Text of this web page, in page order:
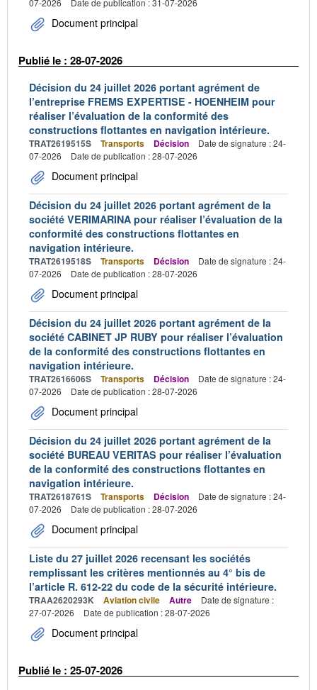
Document principal
Publié le : 28-07-2026
Décision du 24 juillet 2026 portant agrément de
l’entreprise FREMS EXPERTISE - HOENHEIM pour
réaliser l’évaluation de la conformité des
constructions flottantes en navigation intérieure.
TRAT2619515S Transports Décision
Date de signature : 24-
07-2026
Date de publication : 28-07-2026
Document principal
Décision du 24 juillet 2026 portant agrément de la
société VERIMARINA pour réaliser l’évaluation de la
conformité des constructions flottantes en
navigation intérieure.
TRAT2619518S Transports Décision
Date de signature : 24-
07-2026
Date de publication : 28-07-2026
Document principal
Décision du 24 juillet 2026 portant agrément de la
société CABINET JP RUBY pour réaliser l’évaluation
de la conformité des constructions flottantes en
navigation intérieure.
TRAT2616606S Transports Décision
Date de signature : 24-
07-2026
Date de publication : 28-07-2026
Document principal
Décision du 24 juillet 2026 portant agrément de la
société BUREAU VERITAS pour réaliser l’évaluation
de la conformité des constructions flottantes en
navigation intérieure.
TRAT2618761S Transports Décision
Date de signature : 24-
07-2026
Date de publication : 28-07-2026
Document principal
Liste du 27 juillet 2026 recensant les sociétés
remplissant les critères mentionnés au 4° bis de
l’article R. 612-22 du code de la sécurité intérieure.
TRAA2620293K Aviation civile Autre
Date de signature :
27-07-2026
Date de publication : 28-07-2026
Document principal
Publié le : 25-07-2026